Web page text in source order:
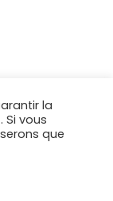
la
Si vous
que